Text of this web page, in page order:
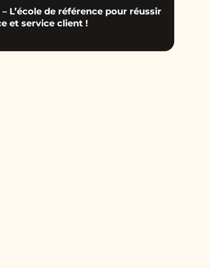
L’école de référence pour réussir
et service client !